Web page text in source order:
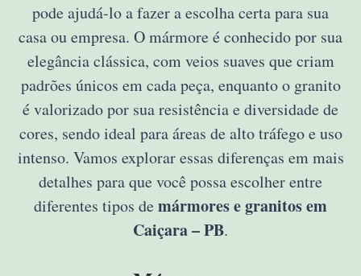
pode ajudá-lo a fazer a escolha certa para sua
casa ou empresa. O mármore é conhecido por sua
elegância clássica, com veios suaves que criam
padrões únicos em cada peça, enquanto o granito
é valorizado por sua resistência e diversidade de
cores, sendo ideal para áreas de alto tráfego e uso
intenso. Vamos explorar essas diferenças em mais
detalhes para que você possa escolher entre
diferentes tipos de mármores e granitos em
Caiçara – PB.